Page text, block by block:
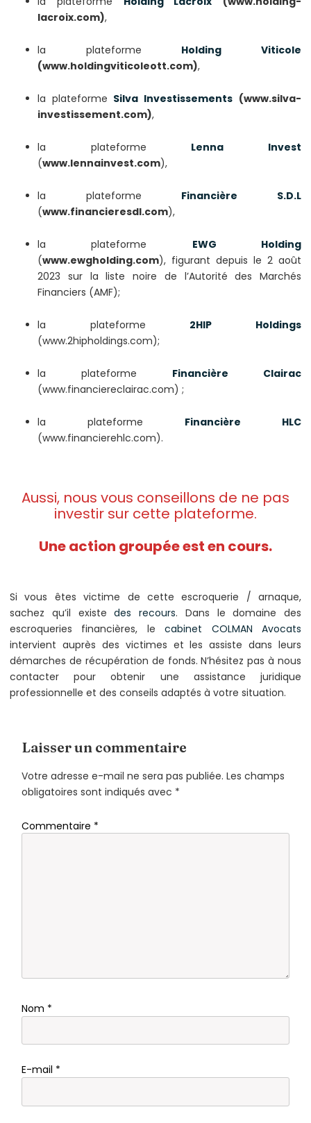
lacroix.com),
la plateforme Holding Viticole
(www.holdingviticoleott.com),
la plateforme Silva Investissements (www.silva-
investissement.com),
la plateforme Lenna Invest
(www.lennainvest.com),
la plateforme Financière S.D.L
(www.financieresdl.com),
la plateforme EWG Holding
(www.ewgholding.com), figurant depuis le 2 août
2023 sur la liste noire de l’Autorité des Marchés
Financiers (AMF);
la plateforme 2HIP Holdings
(www.2hipholdings.com);
la plateforme Financière Clairac
(www.financiereclairac.com) ;
la plateforme Financière HLC
(www.financierehlc.com).
Aussi, nous vous conseillons de ne pas
investir sur cette plateforme.
Une action groupée est en cours.
Si vous êtes victime de cette escroquerie / arnaque,
sachez qu’il existedes recours. Dans le domaine des
escroqueries financières, lecabinet COLMAN Avocats
intervient auprès des victimes et les assiste dans leurs
démarches de récupération de fonds. N’hésitez pas à nous
contacter pour obtenir une assistance juridique
professionnelle et des conseils adaptés à votre situation.
Laisser un commentaire
Votre adresse e-mail ne sera pas publiée. Les champs
obligatoires sont indiqués avec *
Commentaire *
Nom *
E-mail *